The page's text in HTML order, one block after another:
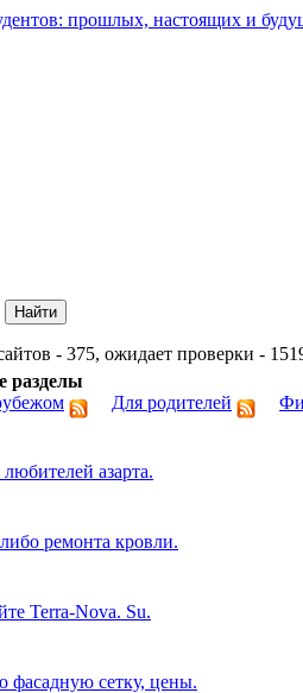
прошлых, настоящих и
- 375, ожидает проверки -
разделы
Для родителей
азарта.
ремонта кровли.
Terra-Nova. Su.
фасадную сетку, цены.